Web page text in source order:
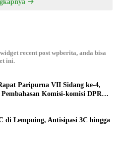
recent post wpberita, anda bisa
ini.
Paripurna VII Sidang ke-4,
Komisi-komisi DPRD
di Lempuing, Antisipasi 3C hingga